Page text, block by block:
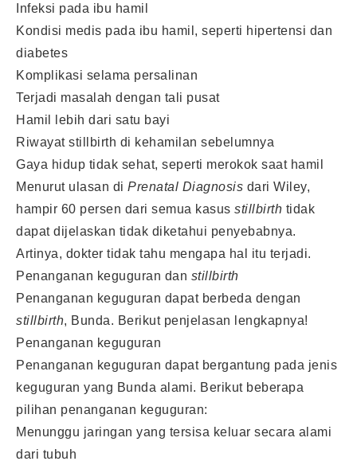
Infeksi pada ibu hamil
Kondisi medis pada ibu hamil, seperti hipertensi dan
diabetes
Komplikasi selama persalinan
Terjadi masalah dengan tali pusat
Hamil lebih dari satu bayi
Riwayat stillbirth di kehamilan sebelumnya
Gaya hidup tidak sehat, seperti merokok saat hamil
Menurut ulasan di Prenatal Diagnosis dari Wiley,
hampir 60 persen dari semua kasus stillbirth tidak
dapat dijelaskan tidak diketahui penyebabnya.
Artinya, dokter tidak tahu mengapa hal itu terjadi.
Penanganan keguguran dan stillbirth
Penanganan keguguran dapat berbeda dengan
stillbirth, Bunda. Berikut penjelasan lengkapnya!
Penanganan keguguran
Penanganan keguguran dapat bergantung pada jenis
keguguran yang Bunda alami. Berikut beberapa
pilihan penanganan keguguran:
Menunggu jaringan yang tersisa keluar secara alami
dari tubuh